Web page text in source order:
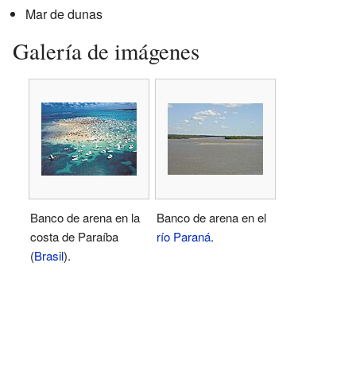
Mar de dunas
Galería de imágenes
Banco de arena en la
costa de Paraíba
(Brasil).
Banco de arena en el
río Paraná.